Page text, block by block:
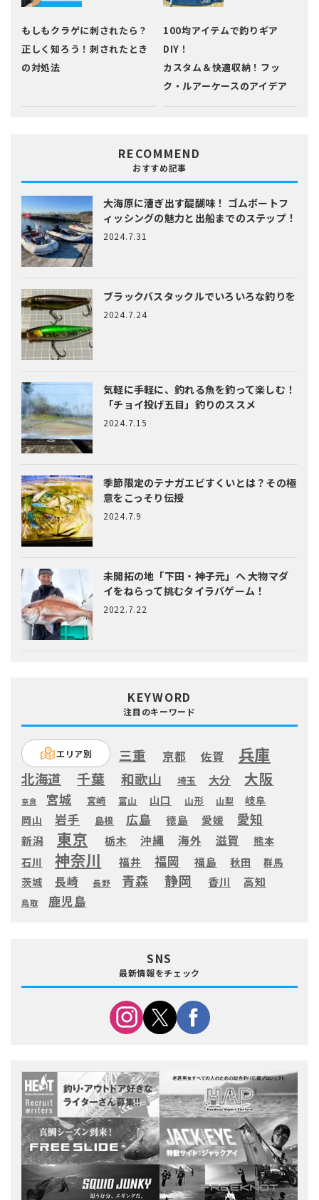
もしもクラゲに刺されたら？
正しく知ろう！刺されたとき
の対処法
100均アイテムで釣りギア
DIY！
カスタム＆快適収納！フッ
ク・ルアーケースのアイデア
RECOMMEND
おすすめ記事
大海原に漕ぎ出す醍醐味！ ゴムボートフ
ィッシングの魅力と出船までのステップ！
2024.7.31
ブラックバスタックルでいろいろな釣りを
2024.7.24
気軽に手軽に、釣れる魚を釣って楽しむ！
「チョイ投げ五目」釣りのススメ
2024.7.15
季節限定のテナガエビすくいとは？ その極
意をこっそり伝授
2024.7.9
未開拓の地「下田・神子元」へ大物マダ
イをねらって挑むタイラバゲーム！
2022.7.22
KEYWORD
注目のキーワード
エリア別 三重 京都 佐賀 兵庫
北海道 千葉 和歌山 埼玉 大分 大阪
奈良 宮城 宮崎 富山 山口 山形 山梨
岐阜
岡山
岩手 島根 広島 徳島 愛媛 愛知
新潟 東京 栃木 沖縄 海外 滋賀
熊本
石川
神奈川 福井 福岡 福島 秋田 群馬
茨城 長崎 長野 青森 静岡 香川 高知
鳥取 鹿児島
SNS
最新情報をチェック